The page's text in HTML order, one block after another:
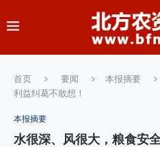
首页 要闻 本报摘要
利益纠葛不敢想！
本报摘要
水很深、风很大，粮食安